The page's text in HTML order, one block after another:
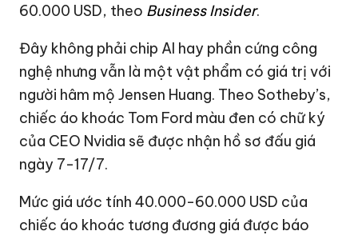
60.000 USD, theo Business Insider.
Đây không phải chip AI hay phần cứng công
nghệ nhưng vẫn là một vật phẩm có giá trị với
người hâm mộ Jensen Huang. Theo Sotheby’s,
chiếc áo khoác Tom Ford màu đen có chữ ký
của CEO Nvidia sẽ được nhận hồ sơ đấu giá
ngày 7-17/7.
Mức giá ước tính 40.000-60.000 USD của
chiếc áo khoác tương đương giá được báo